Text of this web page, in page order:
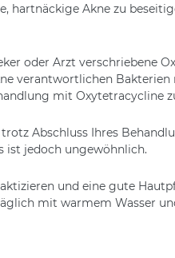
hartnäckige Akne zu
oder Arzt verschriebene
verantwortlichen
mit
Abschluss Ihres
ist jedoch ungewöhnlich.
und eine gute
mit warmem Wasser